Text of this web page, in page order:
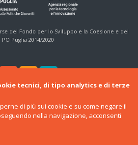
del Fondo per lo Sviluppo e la Coesione e del
PO Puglia 2014/2020
22 Regione Puglia
tecnici, di tipo analytics e di terze
di più sui cookie e su come negare il
nella navigazione, acconsenti